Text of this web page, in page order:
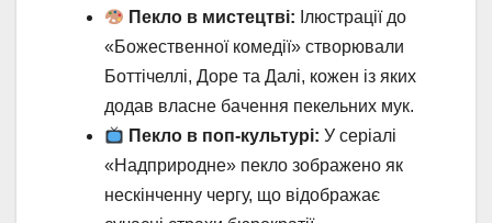
Пекло в мистецтві: Ілюстрації до
«Божественної комедії» створювали
Боттічеллі, Доре та Далі, кожен із яких
додав власне бачення пекельних мук.
Пекло в поп-культурі: У серіалі
«Надприродне» пекло зображено як
нескінченну чергу, що відображає